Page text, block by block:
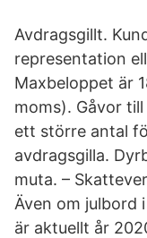
Avdragsgillt.
representation
Maxbeloppet är
moms). Gåvor
ett större antal
avdragsgilla.
muta. –
Även om julbord
är aktuellt år